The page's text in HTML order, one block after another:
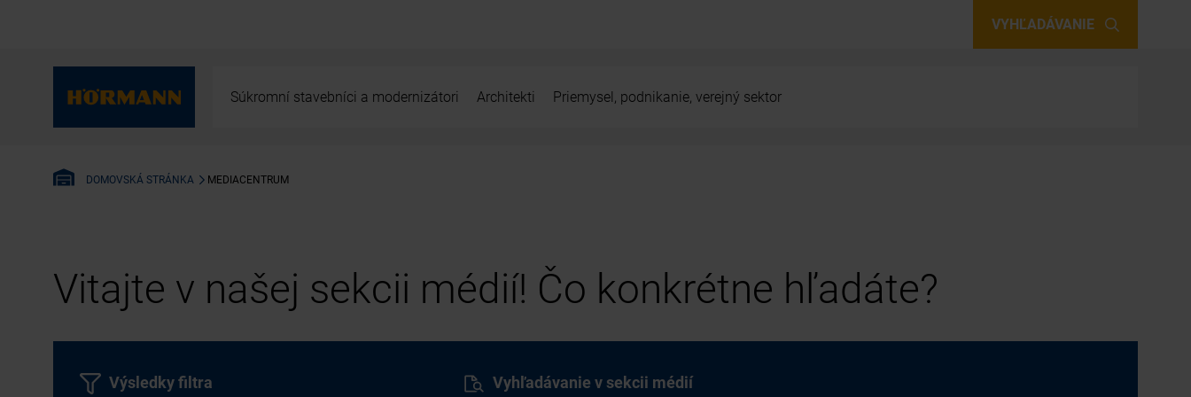
VYHĽADÁVANIE
Súkromní stavebníci a modernizátori Architekti Priemysel, podnikanie, verejný sektor
DOMOVSKÁ STRÁNKA MEDIACENTRUM
Vitajte v našej sekcii médií! Čo konkrétne hľadáte?
Vyhľadávanie v sekcii médií
Výsledky filtra